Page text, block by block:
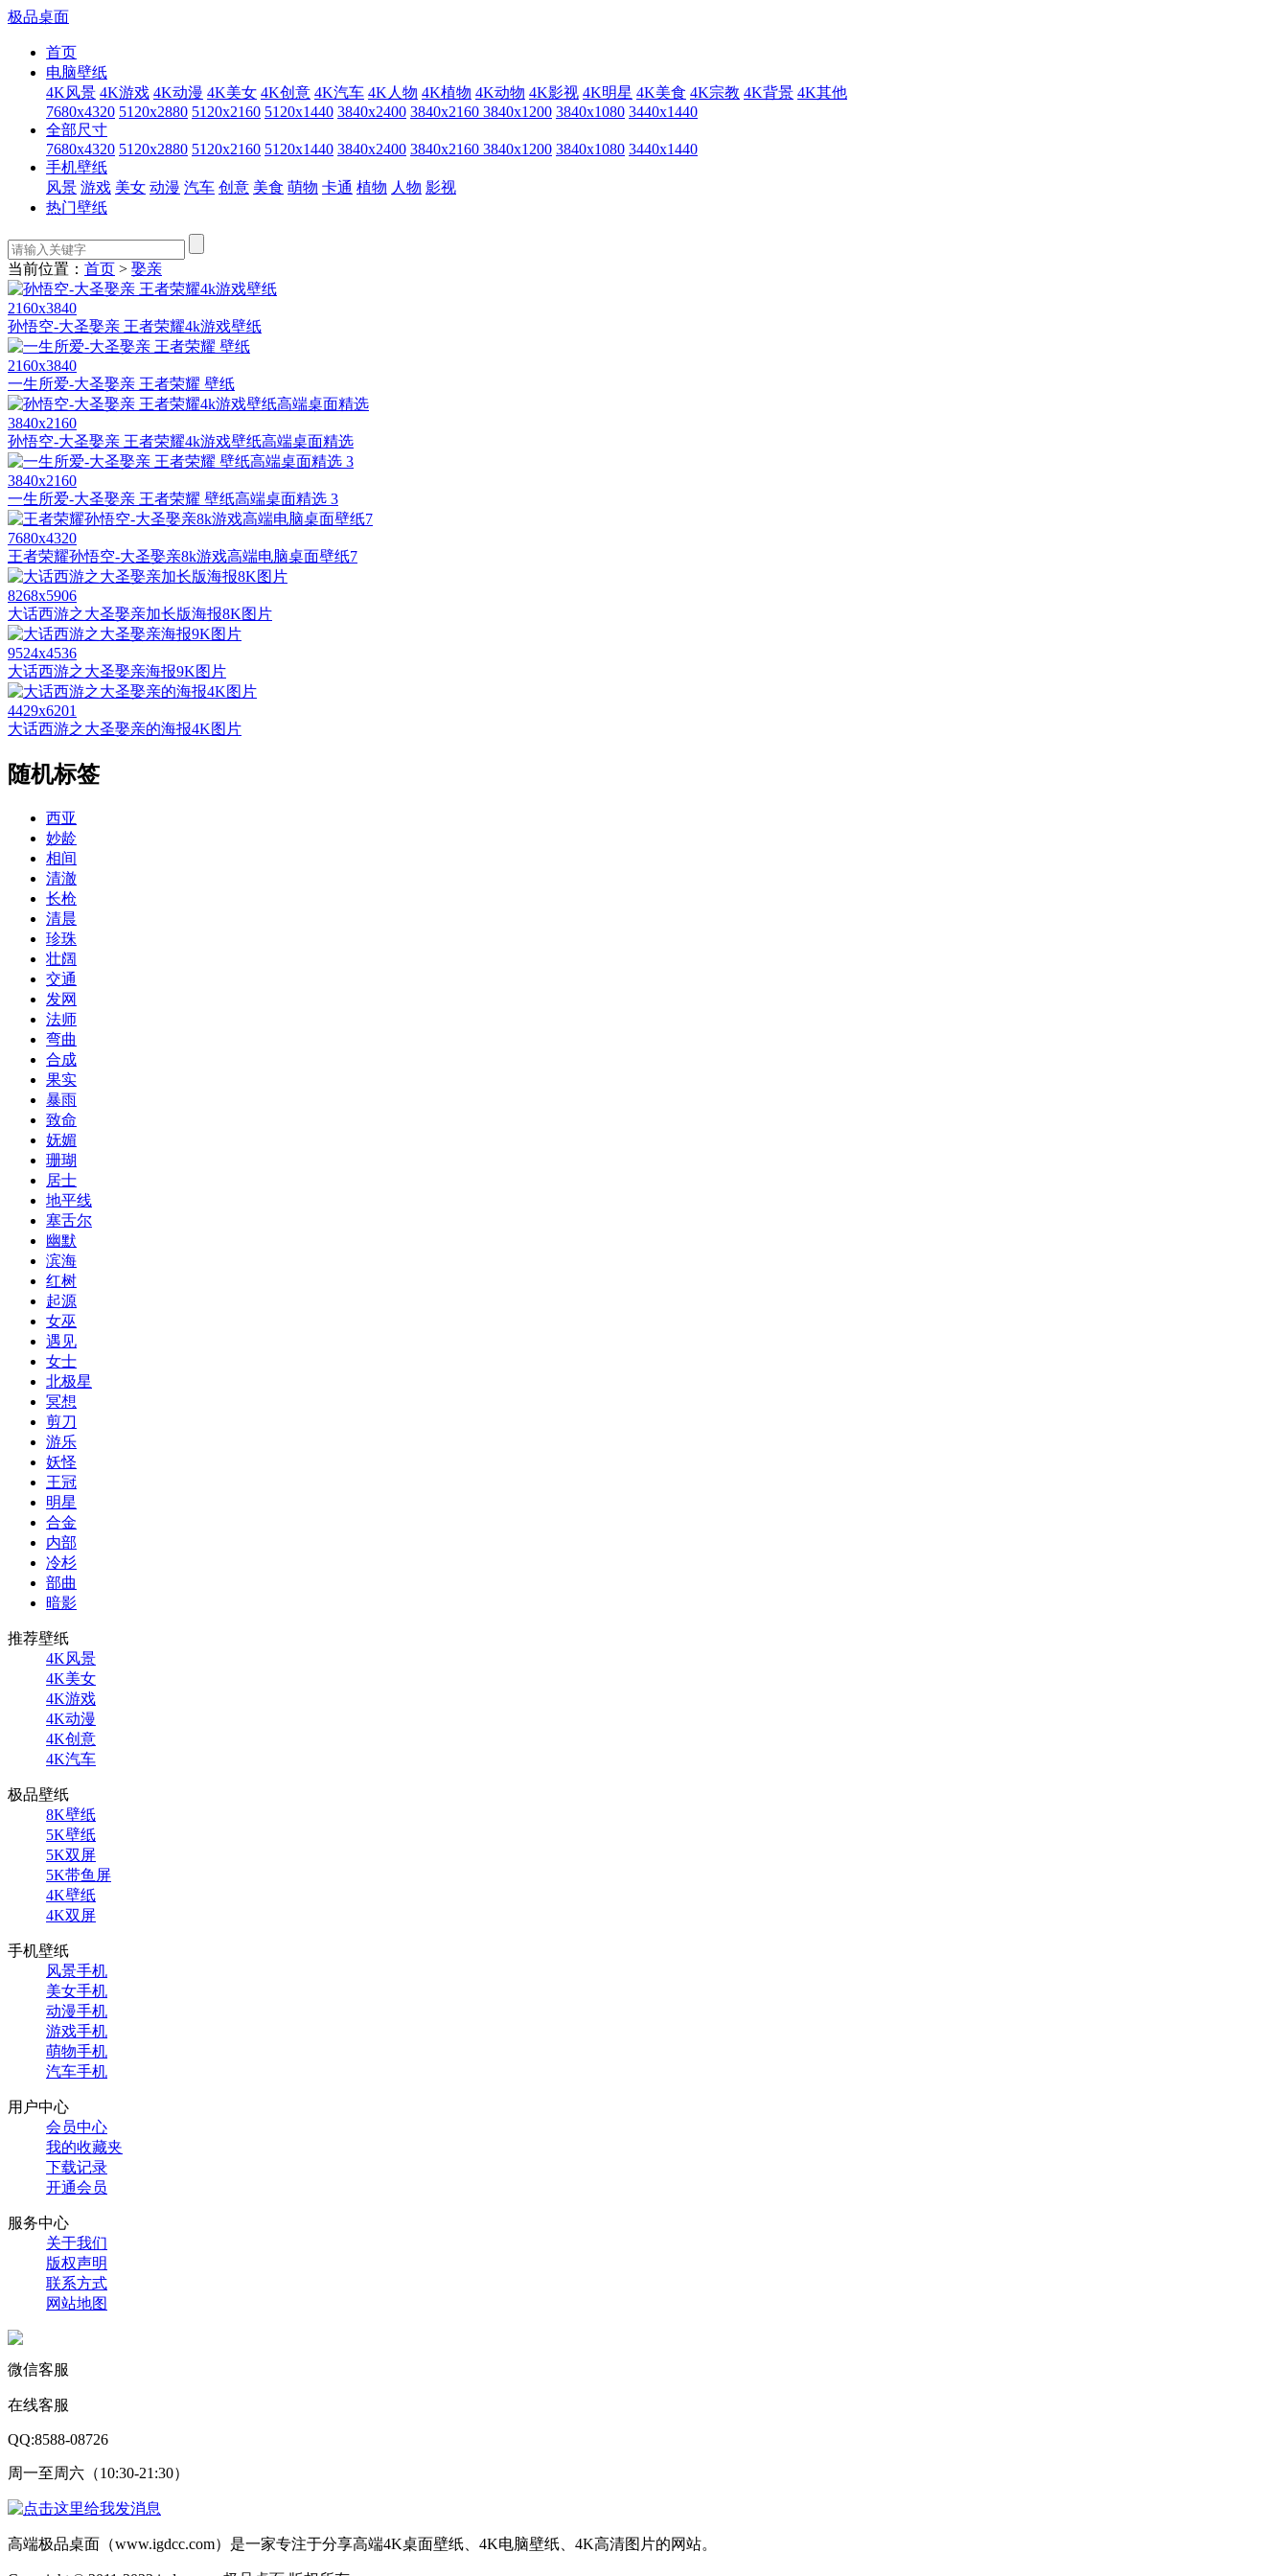
极品桌面
首页
电脑壁纸
4K风景 4K游戏 4K动漫 4K美女 4K创意 4K汽车 4K人物 4K植物 4K动物 4K影视 4K明星 4K美食 4K宗教 4K背景 4K其他
7680x4320 5120x2880 5120x2160 5120x1440 3840x2400 3840x2160 3840x1200 3840x1080 3440x1440
全部尺寸
7680x4320 5120x2880 5120x2160 5120x1440 3840x2400 3840x2160 3840x1200 3840x1080 3440x1440
手机壁纸
风景 游戏 美女 动漫 汽车 创意 美食 萌物 卡通 植物 人物 影视
热门壁纸
当前位置： 首页 > 娶亲
2160x3840
孙悟空-大圣娶亲 王者荣耀4k游戏壁纸
2160x3840
一生所爱-大圣娶亲 王者荣耀 壁纸
3840x2160
孙悟空-大圣娶亲 王者荣耀4k游戏壁纸高端桌面精选
3840x2160
一生所爱-大圣娶亲 王者荣耀 壁纸高端桌面精选 3
7680x4320
王者荣耀孙悟空-大圣娶亲8k游戏高端电脑桌面壁纸7
8268x5906
大话西游之大圣娶亲加长版海报8K图片
9524x4536
大话西游之大圣娶亲海报9K图片
4429x6201
大话西游之大圣娶亲的海报4K图片
随机标签
西亚
妙龄
相间
清澈
长枪
清晨
珍珠
壮阔
交通
发网
法师
弯曲
合成
果实
暴雨
致命
妩媚
珊瑚
居士
地平线
塞舌尔
幽默
滨海
红树
起源
女巫
遇见
女士
北极星
冥想
剪刀
游乐
妖怪
王冠
明星
合金
内部
冷杉
部曲
暗影
推荐壁纸
4K风景
4K美女
4K游戏
4K动漫
4K创意
4K汽车
极品壁纸
8K壁纸
5K壁纸
5K双屏
5K带鱼屏
4K壁纸
4K双屏
手机壁纸
风景手机
美女手机
动漫手机
游戏手机
萌物手机
汽车手机
用户中心
会员中心
我的收藏夹
下载记录
开通会员
服务中心
关于我们
版权声明
联系方式
网站地图
微信客服
在线客服
QQ:8588-08726
周一至周六（10:30-21:30）
高端极品桌面（www.igdcc.com）是一家专注于分享高端4K桌面壁纸、4K电脑壁纸、4K高清图片的网站。